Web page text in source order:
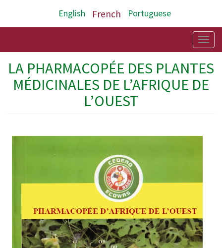
English French Portuguese
LA PHARMACOPÉE DES PLANTES
MÉDICINALES DE L’AFRIQUE DE
L’OUEST